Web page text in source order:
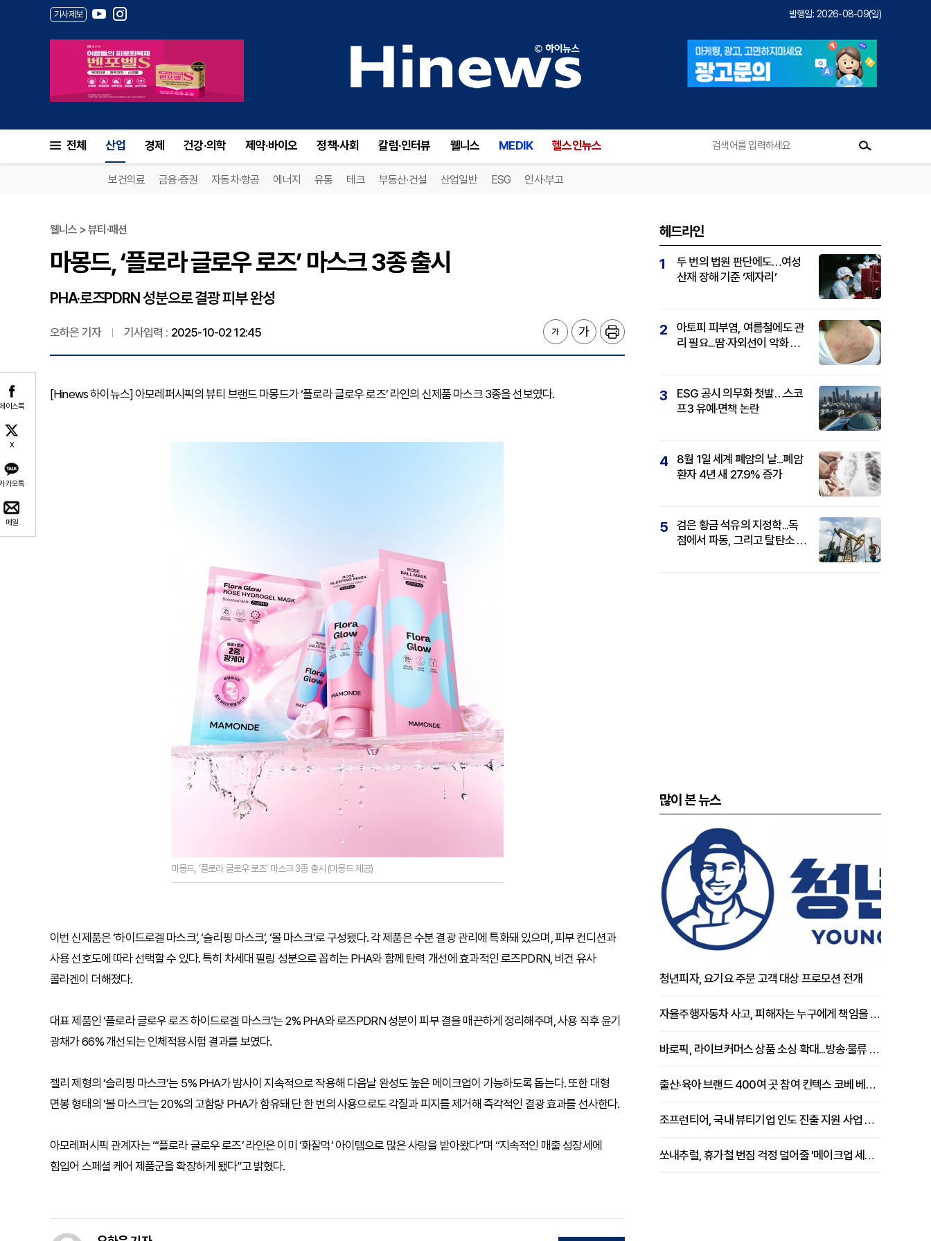
기사제보 발행일: 2026-08-09(일)
전체 산업 경제 건강·의학 제약·바이오 정책·사회 칼럼·인터뷰 웰니스 MEDIK 헬스인뉴스
보건의료 금융·증권 자동차·항공 에너지 유통 테크 부동산·건설 산업일반 ESG 인사·부고
이스북
X
카오톡
메일
웰니스 > 뷰티·패션
마몽드, ‘플로라 글로우 로즈’ 마스크 3종 출시
PHA·로즈PDRN 성분으로 결광 피부 완성
오하은 기자 기사입력 : 2025-10-02 12:45
[Hinews 하이뉴스] 아모레퍼시픽의 뷰티 브랜드 마몽드가 ‘플로라 글로우 로즈’ 라인의 신제품 마스크 3종을 선보였다.
마몽드, ‘플로라 글로우 로즈’ 마스크 3종 출시 (마몽드 제공)
이번 신제품은 ‘하이드로겔 마스크’, ‘슬리핑 마스크’, ‘볼 마스크’로 구성됐다. 각 제품은 수분 결광 관리에 특화돼 있으며, 피부 컨디션과
사용 선호도에 따라 선택할 수 있다. 특히 차세대 필링 성분으로 꼽히는 PHA와 함께 탄력 개선에 효과적인 로즈PDRN, 비건 유사
콜라겐이 더해졌다.
대표 제품인 ‘플로라 글로우 로즈 하이드로겔 마스크’는 2% PHA와 로즈PDRN 성분이 피부 결을 매끈하게 정리해주며, 사용 직후 윤기
광채가 66% 개선되는 인체적용시험 결과를 보였다.
젤리 제형의 ‘슬리핑 마스크’는 5% PHA가 밤사이 지속적으로 작용해 다음날 완성도 높은 메이크업이 가능하도록 돕는다. 또한 대형
면봉 형태의 ‘볼 마스크’는 20%의 고함량 PHA가 함유돼 단 한 번의 사용으로도 각질과 피지를 제거해 즉각적인 결광 효과를 선사한다.
아모레퍼시픽 관계자는 “‘플로라 글로우 로즈’ 라인은 이미 ‘화잘먹’ 아이템으로 많은 사랑을 받아왔다”며 “지속적인 매출 성장세에
힘입어 스페셜 케어 제품군을 확장하게 됐다”고 밝혔다.
헤드라인
1
두 번의 법원 판단에도…여성
산재 장해 기준 ‘제자리’
2
아토피 피부염, 여름철에도 관
리 필요...땀·자외선이 악화 요
3
ESG 공시 의무화 첫발…스코
프3 유예·면책 논란
4
8월 1일 세계 폐암의 날...폐암
환자 4년 새 27.9% 증가
5
검은 황금 석유의 지정학...독
점에서 파동, 그리고 탈탄소 패
많이 본 뉴스
청년피자, 요기요 주문 고객 대상 프로모션 전개
자율주행자동차 사고, 피해자는 누구에게 책임을 물을 수 있을까
바로픽, 라이브커머스 상품 소싱 확대...방송·물류 원스톱 지원 강화
출산·육아 브랜드 400여 곳 참여 킨텍스 코베 베이비페어 개막
조프런티어, 국내 뷰티기업 인도 진출 지원 사업 추진
쏘내추럴, 휴가철 번짐 걱정 덜어줄 '메이크업 세팅 멀티 매직 실러' 제안